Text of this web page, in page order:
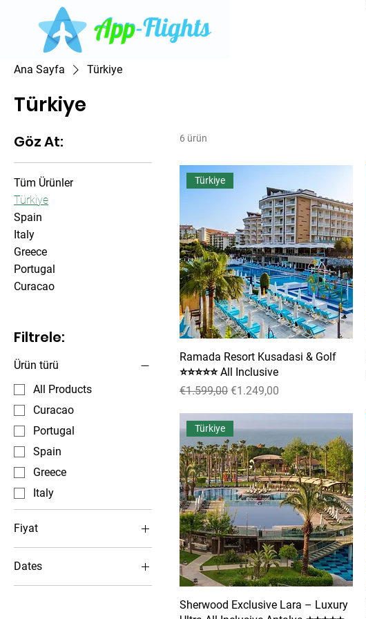
Ana Sayfa Türkiye
Türkiye
Göz At:
Tüm Ürünler
Türkiye
Spain
Italy
Greece
Portugal
Curacao
Filtrele:
Ürün türü
All Products
Curacao
Portugal
Spain
Greece
Italy
Fiyat
€749 €4.999
Dates
03-07-2026 / 10-07-
6 ürün
Türkiye
Ramada Resort Kusadasi & Golf
⭐⭐⭐⭐⭐ All Inclusive
Normal Fiyat
€1.599,00 İndirimli Fiyat
€1.249,00
Türkiye
Sherwood Exclusive Lara – Luxury